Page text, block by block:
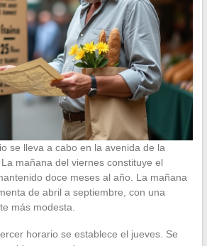
se lleva a cabo en la avenida de la
La mañana del viernes constituye el
doce meses al año. La mañana
de abril a septiembre, con una
más modesta.
horario se establece el jueves. Se